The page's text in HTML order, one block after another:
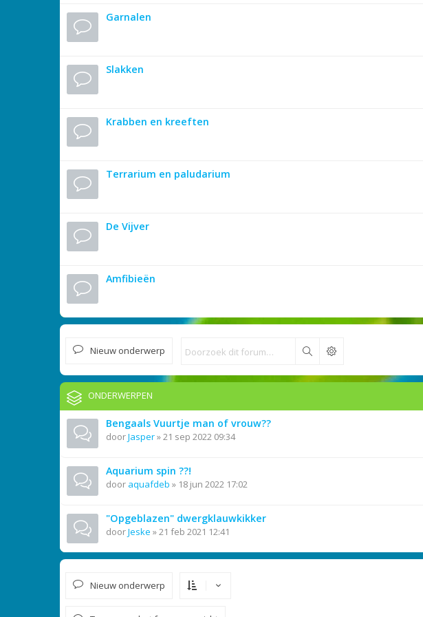
Garnalen
Slakken
Krabben en kreeften
Terrarium en paludarium
De Vijver
Amfibieën
Nieuw onderwerp Zoek
ONDERWERPEN
Bengaals Vuurtje man of vrouw??
doorJasper»21 sep 2022 09:34
Aquarium spin ??!
door aquafdeb » 18 jun 2022 17:02
"Opgeblazen" dwergklauwkikker
doorJeske »21 feb 2021 12:41
Nieuw onderwerp